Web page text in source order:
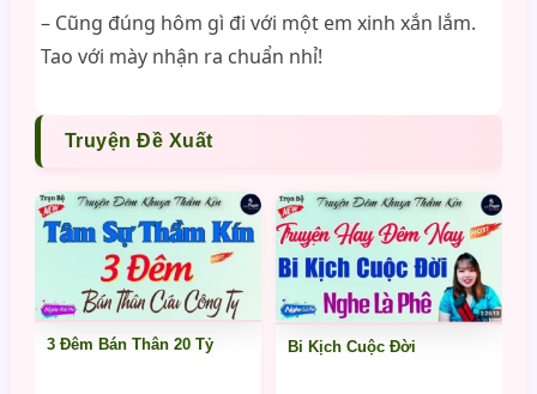
– Cũng đúng hôm gì đi với một em xinh xắn lắm.
Tao với mày nhận ra chuẩn nhỉ!
Truyện Đề Xuất
3 Đêm Bán Thân 20 Tỷ Bi Kịch Cuộc Đời